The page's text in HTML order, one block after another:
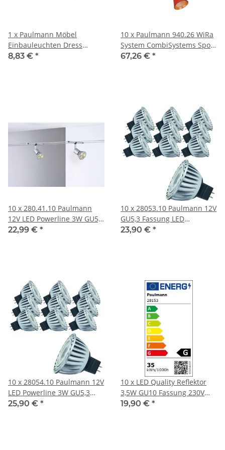
1 x Paulmann Möbel
Einbauleuchten Dress
schwekbar 12V G4 Einbau
8,83 € *
10 x Paulmann 940.26 WiRa
System CombiSystems Spot
Curcuma 1x35W 94026 GU4
67,26 € *
10 x 280.41.10 Paulmann
12V LED Powerline 3W GU5,3
Fassung Warmweiß
22,99 € *
10 x 28053.10 Paulmann 12V
GU5,3 Fassung LED
Powerline 3W 35°
23,90 € *
10 x 28054.10 Paulmann 12V
LED Powerline 3W GU5,3
Fassung 35° Warmweiß
25,90 € *
10 x LED Quality Reflektor
3,5W GU10 Fassung 230V
Warmweiß 560cd/25°
19,90 € *